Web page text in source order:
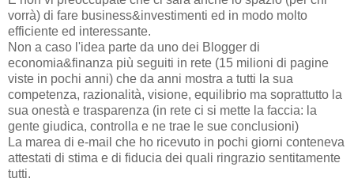
vorrà) di fare business&investimenti ed in modo molto
efficiente ed interessante.
Non a caso l'idea parte da uno dei Blogger di
economia&finanza più seguiti in rete (15 milioni di pagine
viste in pochi anni) che da anni mostra a tutti la sua
competenza, razionalità, visione, equilibrio ma soprattutto la
sua onestà e trasparenza (in rete ci si mette la faccia: la
gente giudica, controlla e ne trae le sue conclusioni)
La marea di e-mail che ho ricevuto in pochi giorni conteneva
attestati di stima e di fiducia dei quali ringrazio sentitamente
tutti.